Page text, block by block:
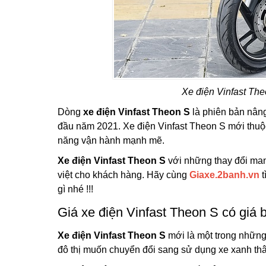
Xe điện Vinfast
Dòng xe điện Vinfast Theon S là phiên bản
đầu năm 2021. Xe điện Vinfast Theon S mới
năng vận hành mạnh mẽ.
Xe điện Vinfast Theon S với những thay đổi
việt cho khách hàng. Hãy cùng Giaxe.2banh.vn
gì nhé !!!
Giá xe điện Vinfast Theon S có giá
Xe điện Vinfast Theon S mới là một trong
đô thị muốn chuyển đổi sang sử dụng xe xanh